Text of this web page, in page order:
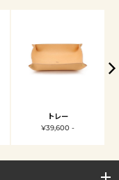
トレー
¥39,600 -